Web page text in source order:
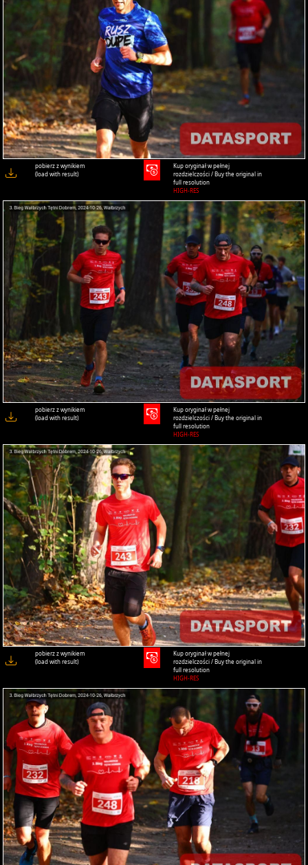
pobierz z wynikiem
(load with result)
Kup oryginał w pełnej
rozdzielczości / Buy the original in
full resolution
HIGH-RES
pobierz z wynikiem
(load with result)
Kup oryginał w pełnej
rozdzielczości / Buy the original in
full resolution
HIGH-RES
pobierz z wynikiem
(load with result)
Kup oryginał w pełnej
rozdzielczości / Buy the original in
full resolution
HIGH-RES